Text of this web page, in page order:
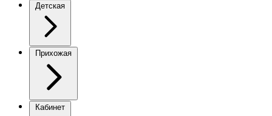
Детская
Прихожая
Кабинет